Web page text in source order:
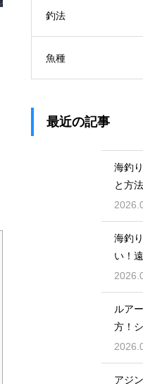
釣法
魚種
最近の記事
海釣
と方
落出す
海釣
い！
長い
ルア
方！
に復活
アジ